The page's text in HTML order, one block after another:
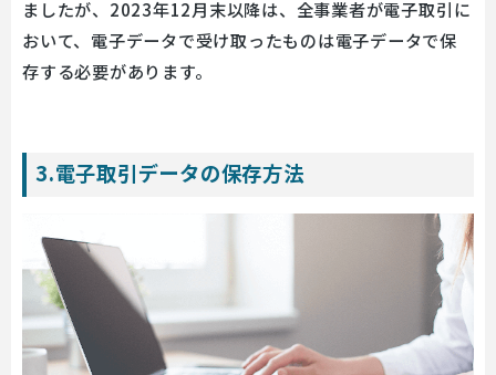
ましたが、 2023年12月末以降は、全事業者が電子取引に
おいて、電子データで受け取ったものは電子データで保
存する必要があります。
3.電子取引データの保存方法